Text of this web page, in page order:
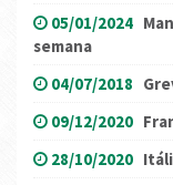
05/01/2024
semana
04/07/2018
09/12/2020
28/10/2020